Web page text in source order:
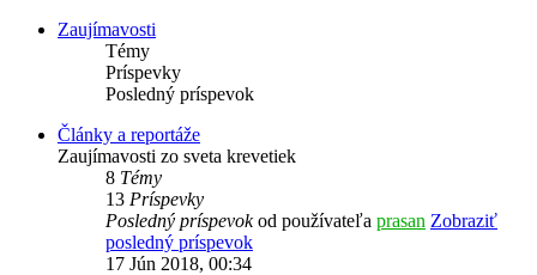
Zaujímavosti
Témy
Príspevky
Posledný príspevok
Články a reportáže
Zaujímavosti zo sveta krevetiek
8 Témy
13 Príspevky
Posledný príspevokod používateľa prasan Zobraziť
posledný príspevok
17 Jún 2018, 00:34